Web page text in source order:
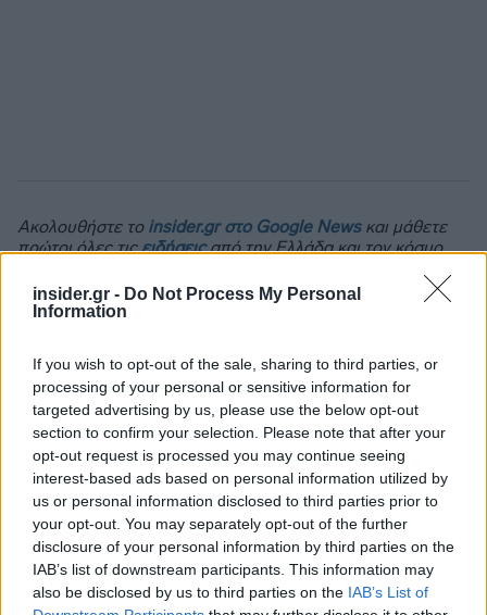
insider.gr - Do Not Process My Personal
Information
If you wish to opt-out of the sale, sharing to third parties, or
processing of your personal or sensitive information for
targeted advertising by us, please use the below opt-out
section to confirm your selection. Please note that after your
opt-out request is processed you may continue seeing
interest-based ads based on personal information utilized by
us or personal information disclosed to third parties prior to
your opt-out. You may separately opt-out of the further
disclosure of your personal information by third parties on the
IAB’s list of downstream participants. This information may
also be disclosed by us to third parties on the IAB’s List of
Ακολουθήστε το insider.gr στο Google Newsκαι μάθετε
πρώτοι όλες τιςειδήσειςαπό την Ελλάδα και τον κόσμο.